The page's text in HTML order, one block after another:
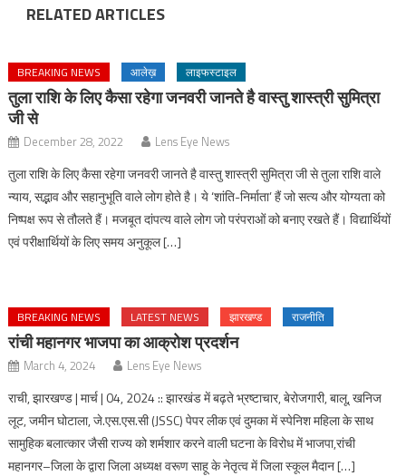
RELATED ARTICLES
BREAKING NEWS आलेख़ लाइफस्टाइल
तुला राशि के लिए कैसा रहेगा जनवरी जानते है वास्तु शास्त्री सुमित्रा
जी से
December 28, 2022 Lens Eye News
तुला राशि के लिए कैसा रहेगा जनवरी जानते है वास्तु शास्त्री सुमित्रा जी से तुला राशि वाले
न्याय, सद्भाव और सहानुभूति वाले लोग होते है। ये ‘शांति-निर्माता’ हैं जो सत्य और योग्यता को
निष्पक्ष रूप से तौलते हैं। मजबूत दांपत्य वाले लोग जो परंपराओं को बनाए रखते हैं। विद्यार्थियों
एवं परीक्षार्थियों के लिए समय अनुकूल […]
BREAKING NEWS LATEST NEWS झारखण्ड राजनीति
रांची महानगर भाजपा का आक्रोश प्रदर्शन
March 4, 2024 Lens Eye News
राची, झारखण्ड | मार्च | 04, 2024 :: झारखंड में बढ़ते भ्रष्टाचार, बेरोजगारी, बालू, खनिज
लूट, जमीन घोटाला, जे.एस.एस.सी (JSSC) पेपर लीक एवं दुमका में स्पेनिश महिला के साथ
सामुहिक बलात्कार जैसी राज्य को शर्मशार करने वाली घटना के विरोध में भाजपा,रांची
महानगर–जिला के द्वारा जिला अध्यक्ष वरूण साहू के नेतृत्व में जिला स्कूल मैदान […]